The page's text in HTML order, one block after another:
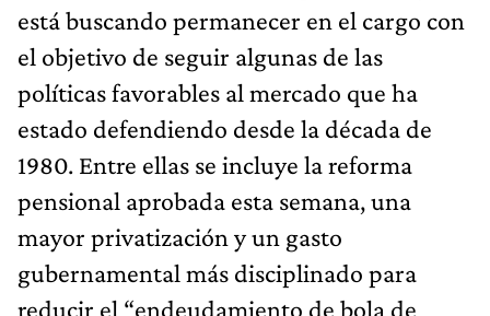
está buscando permanecer en el cargo con
el objetivo de seguir algunas de las
políticas favorables al mercado que ha
estado defendiendo desde la década de
1980. Entre ellas se incluye la reforma
pensional aprobada esta semana, una
mayor privatización y un gasto
gubernamental más disciplinado para
reducir el “endeudamiento de bola de